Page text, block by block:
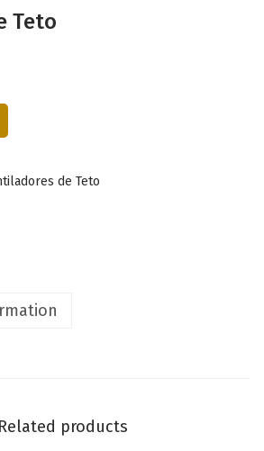
Teto
de Teto
Related products